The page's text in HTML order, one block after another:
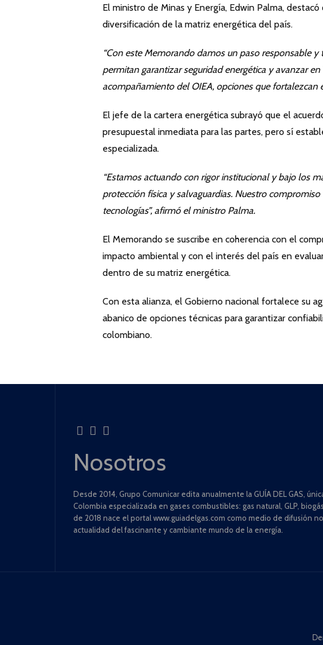
El ministro de Minas y Energía, Edwin Palma,
diversificación de la matriz energética del país.
“Con este Memorando damos un paso responsable
permitan garantizar seguridad energética y avanzar
acompañamiento del OIEA, opciones que fortalezcan
El jefe de la cartera energética subrayó que el
presupuestal inmediata para las partes, pero sí
especializada.
“Estamos actuando con rigor institucional y bajo los
protección física y salvaguardias. Nuestro
tecnologías”, afirmó el ministro Palma.
El Memorando se suscribe en coherencia con el
impacto ambiental y con el interés del país en
dentro de su matriz energética.
Con esta alianza, el Gobierno nacional fortalece su
abanico de opciones técnicas para garantizar
colombiano.
Nosotros
Desde 2014, Grupo Comunicar edita anualmente la GUÍA DEL GAS,
Colombia especializada en gases combustibles: gas natural, GLP,
de 2018 nace el portal www.guiadelgas.com como medio de difusión
actualidad del fascinante y cambiante mundo de la energía.